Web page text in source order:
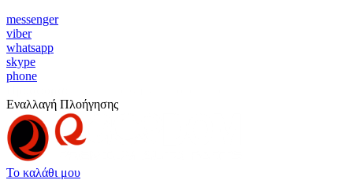
messenger
viber
whatsapp
skype
phone
Εναλλαγή Πλοήγησης
Το καλάθι μου